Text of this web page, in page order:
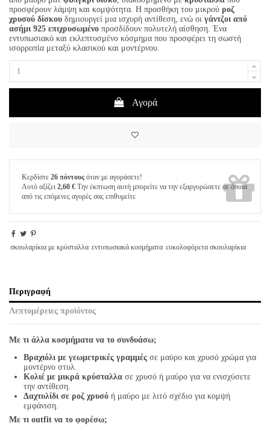
προσφέρουν λάμψη και κομψότητα. Η προσθήκη του μικρού ροζ
χρυσού δίσκου δημιουργεί μια ισχυρή αντίθεση, ενώ οι γάντζοι από
ασήμι 925 επιχρυσωμένο προσδίδουν πολυτελή αίσθηση. Ένα
εντυπωσιακό και εκλεπτυσμένο κόσμημα που προσφέρει τη σωστή
ισορροπία μεταξύ κλασικού και μοντέρνου.
Αγορά
Κερδίστε 26 πόντους όταν με αγοράσετε!
Αυτό αξίζει 2,60 € Την έκπτωση αυτή μπορείτε να την εξαργυρώσετε σε όποια
από τις επόμενες αγορές σας επιθυμείτε
σκουλαρίκια με κρύσταλλα εντυπωσιακά κοσμήματα ευκολοφόρετα σκουλαρίκια
Περιγραφή
Λεπτομέρειες προϊόντος
Με τι άλλα κοσμήματα να το συνδυάσω;
Βραχιόλι με γεωμετρικές γραμμές σε μαύρο και χρυσό χρώμα για
μοντέρνο στυλ.
Κολιέ με μικρά κρύσταλλα σε χρυσό ή μαύρο για να ενισχύσετε
την αντίθεση.
Δαχτυλίδι σε ροζ χρυσό ή μαύρο με λιτό σχέδιο για κομψή
εμφάνιση.
Με τι outfit να το φορέσω;